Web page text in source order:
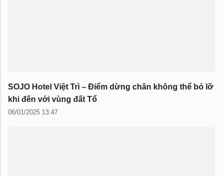
SOJO Hotel Việt Trì – Điểm dừng chân không thể bỏ lỡ
khi đến với vùng đất Tổ
06/01/2025 13:47